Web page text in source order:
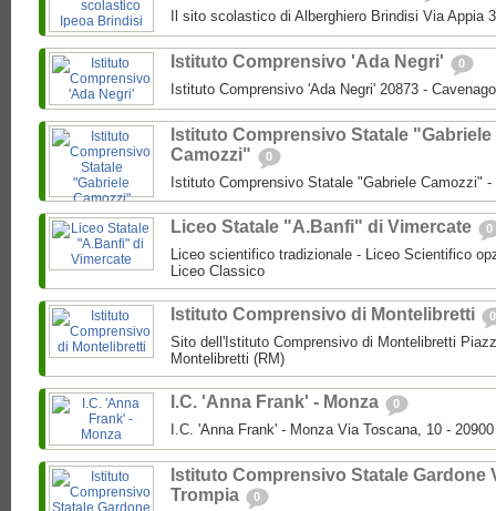
Il sito scolastico di Alberghiero Brindisi Via Appia
Istituto Comprensivo 'Ada Negri' 0
Istituto Comprensivo 'Ada Negri' 20873 -
Istituto Comprensivo Statale "Gabriele
Camozzi"
0
Istituto Comprensivo Statale "Gabriele Camozzi"
Liceo Statale "A.Banfi" di Vimercate 0
Liceo scientifico tradizionale - Liceo Scientifico
Liceo Classico
Istituto Comprensivo di Montelibretti 0
Sito dell'Istituto Comprensivo di Montelibretti
Montelibretti (RM)
I.C. 'Anna Frank' - Monza 0
I.C. 'Anna Frank' - Monza Via Toscana, 10 -
Istituto Comprensivo Statale Gardone
Trompia
0